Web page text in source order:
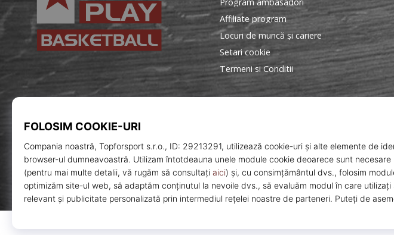
WePlayBasketball.ro
Affiliate program
Locuri de muncă și cariere
Setari cookie
Termeni si Conditii
© 2010 – 2026